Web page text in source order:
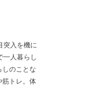
突入を機に
一人暮らし
しのことな
筋トレ。体